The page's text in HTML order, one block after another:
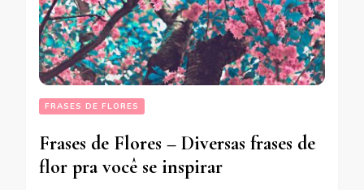
FRASES DE FLORES
Frases de Flores – Diversas frases de
flor pra você se inspirar